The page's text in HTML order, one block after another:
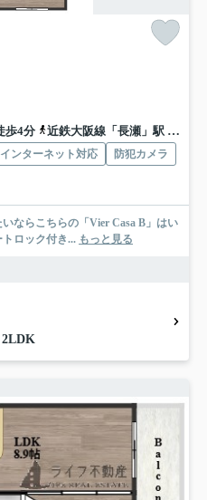
歩4分
近鉄大阪線「長瀬」駅 徒歩15分
インターネット対応
防犯カメラ
ならこちらの「Vier Casa B」はい
ロック付き... もっと見る
2LDK